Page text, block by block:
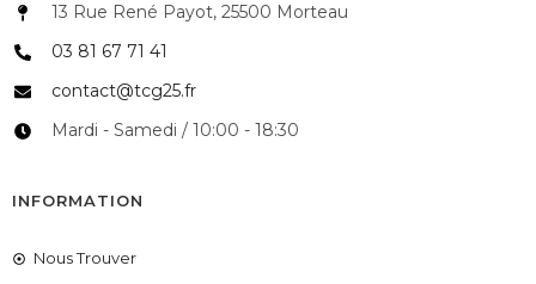
13 Rue René Payot, 25500 Morteau
03 81 67 71 41
contact@tcg25.fr
Mardi - Samedi / 10:00 - 18:30
INFORMATION
Nous Trouver